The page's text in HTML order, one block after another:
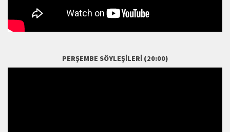
PERŞEMBE SÖYLEŞILERI (20:00)